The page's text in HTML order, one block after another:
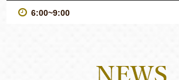
6:00~9:00